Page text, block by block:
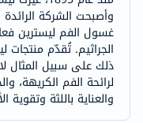
وأصبحت الشركة
غسول الفم ليسترين
الجراثيم. تُقدّم
ذلك على سبيل المثال
لرائحة الفم الكريهة،
والعناية باللثة وتقوية